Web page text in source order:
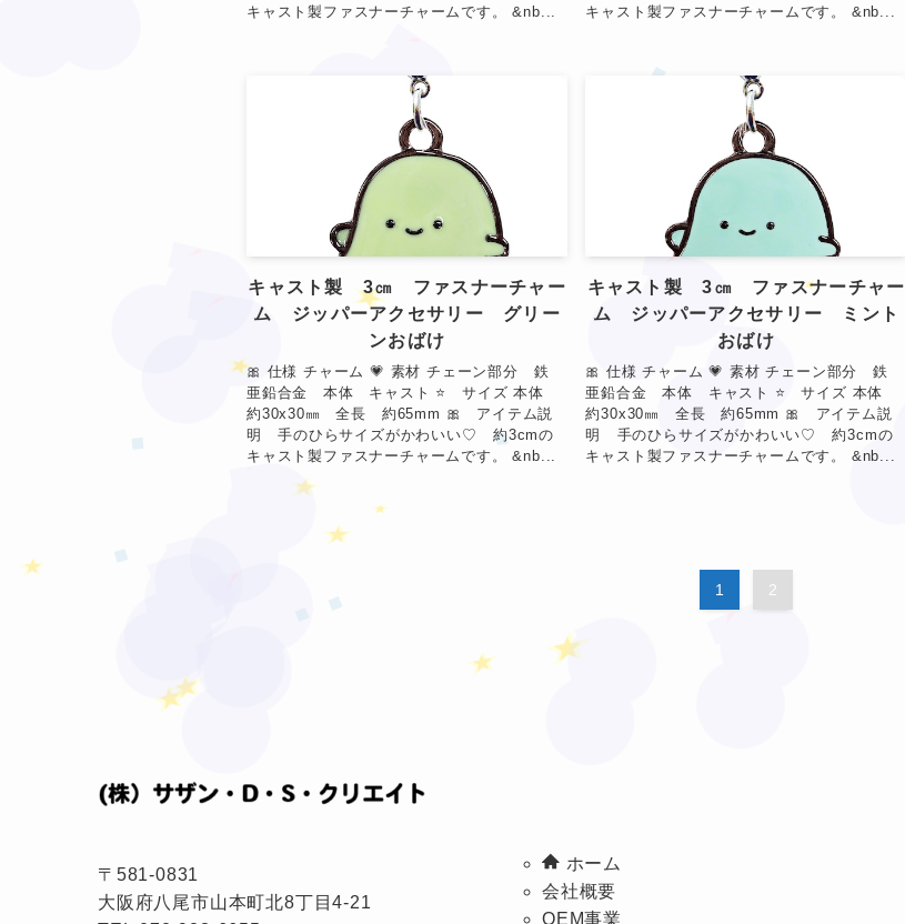
キャスト製ファスナーチャームです。 &nb...
キャスト製ファスナーチャームです。 &nb...
キャスト製 3㎝ ファスナーチャー
ム ジッパーアクセサリー グリー
ンおばけ
🎀 仕様 チャーム 💗 素材 チェーン部分 鉄
亜鉛合金 本体 キャスト ⭐ サイズ 本体
約30x30㎜ 全長 約65mm 🎀 アイテム説
明 手のひらサイズがかわいい♡ 約3cmの
キャスト製ファスナーチャームです。 &nb...
キャスト製 3㎝ ファスナーチャー
ム ジッパーアクセサリー ミント
おばけ
🎀 仕様 チャーム 💗 素材 チェーン部分 鉄
亜鉛合金 本体 キャスト ⭐ サイズ 本体
約30x30㎜ 全長 約65mm 🎀 アイテム説
明 手のひらサイズがかわいい♡ 約3cmの
キャスト製ファスナーチャームです。 &nb...
1 2
〒581-0831
大阪府八尾市山本町北8丁目4-21
❤
★
★
❤
❤
ホーム
会社概要
OEM事業